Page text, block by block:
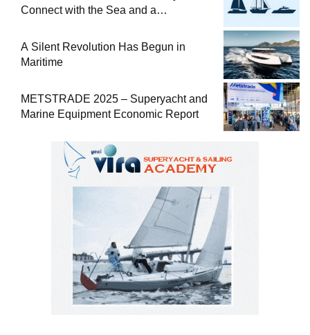
Connect with the Sea and a
A Silent Revolution Has Begun in
Maritime
METSTRADE 2025 – Superyacht and
Marine Equipment Economic Report